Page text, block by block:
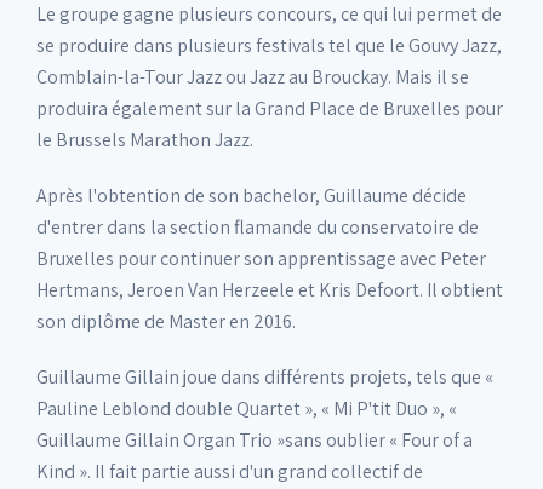
Le groupe gagne plusieurs concours, ce qui lui permet de
se produire dans plusieurs festivals tel que le Gouvy Jazz,
Comblain-la-Tour Jazz ou Jazz au Brouckay. Mais il se
produira également sur la Grand Place de Bruxelles pour
le Brussels Marathon Jazz.
Après l'obtention de son bachelor, Guillaume décide
d'entrer dans la section flamande du conservatoire de
Bruxelles pour continuer son apprentissage avec Peter
Hertmans, Jeroen Van Herzeele et Kris Defoort. Il obtient
son diplôme de Master en 2016.
Guillaume Gillain joue dans différents projets, tels que «
Pauline Leblond double Quartet », « Mi P'tit Duo », «
Guillaume Gillain Organ Trio »sans oublier « Four of a
Kind ». Il fait partie aussi d'un grand collectif de